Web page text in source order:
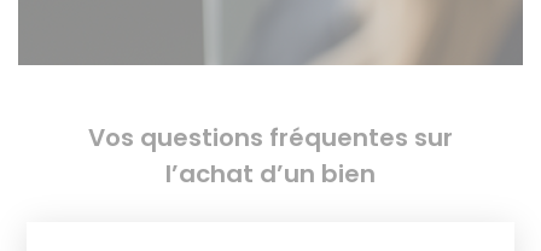
Vos questions fréquentes sur
l’achat d’un bien